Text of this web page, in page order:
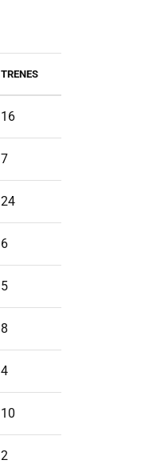
TRENES
16
7
24
6
5
8
4
10
2